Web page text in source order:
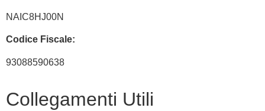
NAIC8HJ00N
Codice Fiscale:
93088590638
Collegamenti Utili